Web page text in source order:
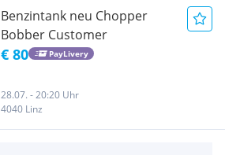
Benzintank neu Chopper
Bobber Customer
€ 80 PayLivery
28.07. - 20:20 Uhr
4040 Linz